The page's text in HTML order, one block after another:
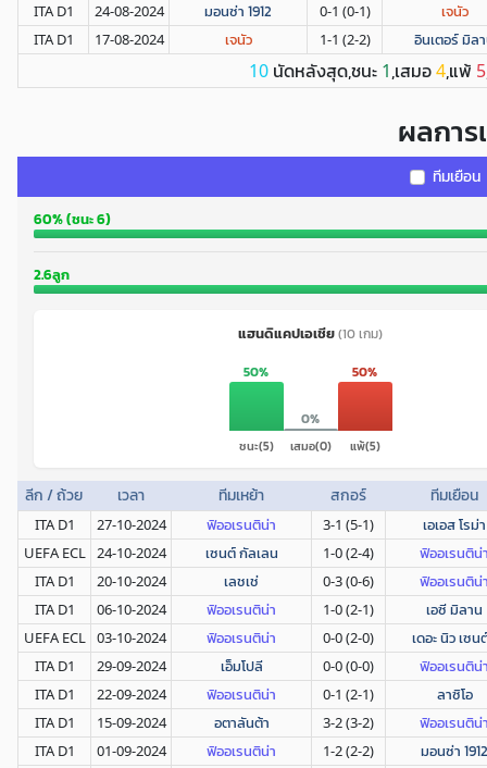
ITA D1 24-08-2024 มอนซ่า 1912 0-1 (0-1) เจนัว
ITA D1 17-08-2024 เจนัว 1-1 (2-2) อินเตอร์ มิล
10 นัดหลังสุด,ชนะ 1,เสมอ4,แพ้ 5
ผลกา
ทีมเยือน
60% (ชนะ 6)
2.6ลูก
แฮนดิแคปเอเชีย(10 เกม)
50%
ชนะ(5)
0%
เสมอ(0)
50%
แพ้(5)
ลีก / ถ้วย เวลา ทีมเหย้า สกอร์ ทีมเยือน
ITA D1 27-10-2024 ฟิออเรนติน่า 3-1 (5-1) เอเอส โรม่า
UEFA ECL 24-10-2024 เซนต์ กัลเลน 1-0 (2-4) ฟิออเรนติน่
ITA D1 20-10-2024 เลชเช่ 0-3 (0-6) ฟิออเรนติน่
ITA D1 06-10-2024 ฟิออเรนติน่า 1-0 (2-1) เอซี มิลาน
UEFA ECL 03-10-2024 ฟิออเรนติน่า 0-0 (2-0) เดอะ นิว เซน
ITA D1 29-09-2024 เอ็มโปลี 0-0 (0-0) ฟิออเรนติน่
ITA D1 22-09-2024 ฟิออเรนติน่า 0-1 (2-1) ลาซิโอ
ITA D1 15-09-2024 อตาลันต้า 3-2 (3-2) ฟิออเรนติน่
ITA D1 01-09-2024 ฟิออเรนติน่า 1-2 (2-2) มอนซ่า 1912